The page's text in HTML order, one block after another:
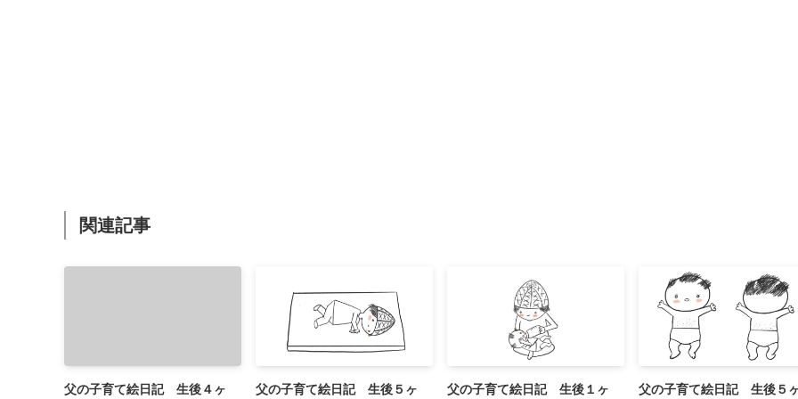
関連記事
父の子育て絵日記 生後４ヶ 父の子育て絵日記 生後５ヶ 父の子育て絵日記 生後１ヶ 父の子育て絵日記 生後５